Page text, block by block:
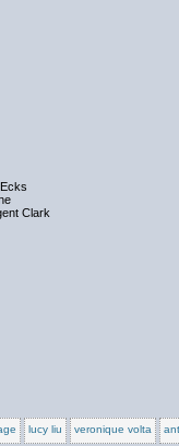
Clark
lucy liu veronique volta